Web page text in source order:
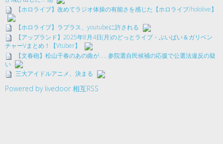
【ホロライブ】改めてラジオ体操の有能さを感じた【ホロライブ/hololive】
【ホロライブ】ラプラス、youtubeに許される
【アップランド】2025年8月4日(月)のどっとライブ・ぶいぱい＆ガリベン
チャーVまとめ！【Vtuber】
【文春砲】松山千春のあの曲が……参院選自民候補の応援で公選法違反の疑
い
三大アイドルアニメ、決まる
Powered by livedoor 相互RSS